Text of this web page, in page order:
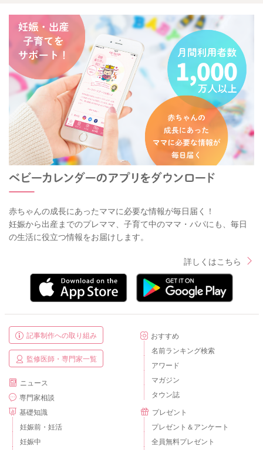
赤ちゃんの成長にあったママに必要な情報が毎日届く！
妊娠から出産までのプレママ、子育て中のママ・パパにも、毎日
の生活に役立つ情報をお届けします。
詳しくはこちら
記事制作への取り組み
監修医師・専門家一覧
ニュース
専門家相談
基礎知識
妊娠前・妊活
妊娠中
おすすめ
名前ランキング検索
アワード
マガジン
タウン誌
プレゼント
プレゼント＆アンケート
全員無料プレゼント